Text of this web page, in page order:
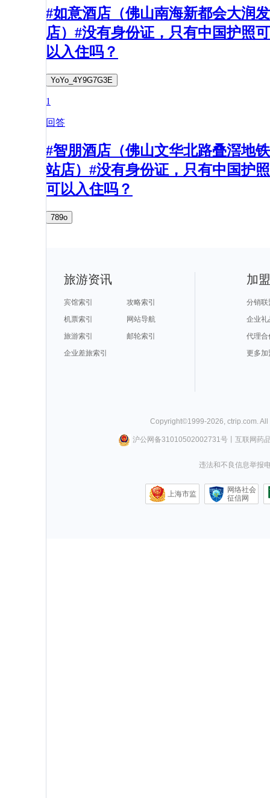
#如意酒店（佛山南海新都会大润发
店）#没有身份证，只有中国护照可
以入住吗？
YoYo_4Y9G7G3E
1
回答
#智朋酒店（佛山文华北路叠滘地铁
站店）#没有身份证，只有中国护照
可以入住吗？
789o
旅游资讯
宾馆索引
攻略索引
机票索引
网站导航
旅游索引
邮轮索引
企业差旅索引
加
分销联
企业礼
代理合
更多加
Copyright©1999-2026, ctrip.com.
沪公网备31010502002731号丨 互联网药
违法和不良信息举报
上海市监
网络社会
征信网